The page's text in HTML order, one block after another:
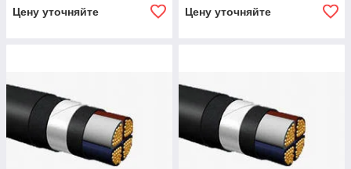
Цену уточняйте Цену уточняйте